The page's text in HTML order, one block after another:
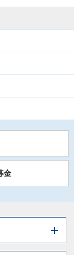
金